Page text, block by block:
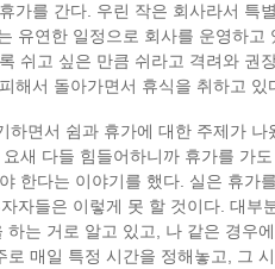
가를 간다. 우린 작은 회사라서 특
유연한 일정으로 회사를 운영하고
쉬고 싶은 만큼 쉬라고 격려와 권
해서 돌아가면서 휴식을 취하고 있
하면서 쉼과 휴가에 대한 주제가 나
새 다들 힘들어하니까 휴가를 가
한다는 이야기를 했다. 실은 휴가
자들은 이렇게 못 할 것이다. 대부
하는 거로 알고 있고, 나 같은 경우
매일 특정 시간을 정해놓고, 그